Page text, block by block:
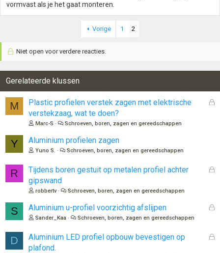
:
vormvast als je het gaat monteren.
Vorige 1 2
Niet open voor verdere reacties.
Gerelateerde klussen
M
G
Plastic profielen verstek zagen met elektrische
verstekzaag, wat te doen?
Marc-S Schroeven, boren, zagen en gereedschappen
Y Aluminium profielen zagen
Yuno S. Schroeven, boren, zagen en gereedschappen
R
G
o
Tijdens boren gestuit op metalen profiel achter
gipswand
robbertv Schroeven, boren, zagen en gereedschappen
S
G
Aluminium u-profiel voorzichtig afslijpen
Sander_Kaa Schroeven, boren, zagen en gereedschappen
D
G
Aluminium LED profiel opbouw bevestigen op
plafond.